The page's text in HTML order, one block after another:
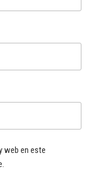
web en este